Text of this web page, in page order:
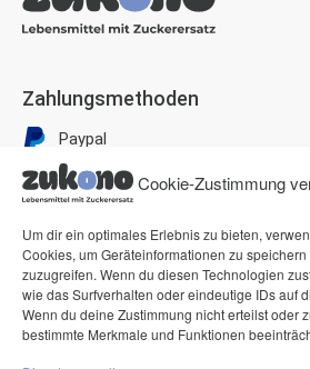
Cookie-Zustimmung
Um dir ein optimales Erlebnis zu bieten,
Cookies, um Geräteinformationen zu
zuzugreifen. Wenn du diesen Technologien
wie das Surfverhalten oder eindeutige IDs auf
Wenn du deine Zustimmung nicht erteilst oder
bestimmte Merkmale und Funktionen
Zahlungsmethoden
Paypal
Visa
Mastercard
American Express
Klarna Pay now
Klarna Rechnung